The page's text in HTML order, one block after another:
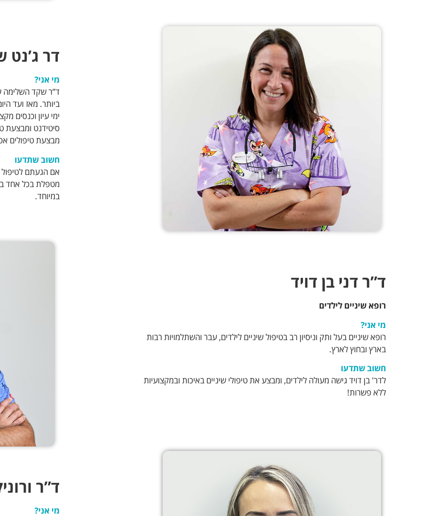
דר ג’נט
מי אני?
ד”ר שקד השלימה
ביותר. מאז ועד
ימי עיון וכנסים
סיטידנט ומבצעת
מבצעת טיפולים
חשוב שתדעו
אם הגעתם לטיפול
מטפלת בכל אחד
במיוחד.
ד”ר דני בן דויד
רופא שיניים לילדים
מי אני?
רופא שיניים בעל ותק וניסיון רב בטיפול שיניים לילדים, עבר והשתלמויות רבות
בארץ ובחוץ לארץ.
חשוב שתדעו
לדר' בן דויד גישה מעולה לילדים, ומבצע את טיפולי שיניים באיכות ובמקצועיות
ללא פשרות!
ד”ר
מי אני?